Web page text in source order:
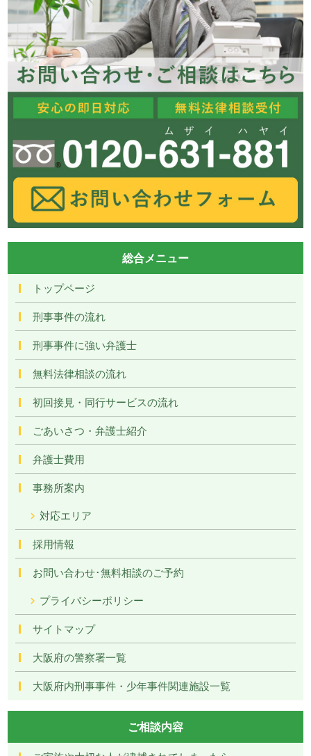
総合メニュー
トップページ
刑事事件の流れ
刑事事件に強い弁護士
無料法律相談の流れ
初回接見・同行サービスの流れ
ごあいさつ・弁護士紹介
弁護士費用
事務所案内
対応エリア
採用情報
お問い合わせ･無料相談のご予約
プライバシーポリシー
サイトマップ
大阪府の警察署一覧
大阪府内刑事事件・少年事件関連施設一覧
ご相談内容